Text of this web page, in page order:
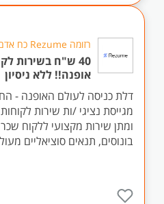
רזומה Rezume כח אדם והשמה
40 ש"ח בשירות
אופנה!! ללא ניסיון
דלת כניסה לעולם האופנה -
מגייסת נציגי /ות שירות
בונוסים, תנאים סוציאליים